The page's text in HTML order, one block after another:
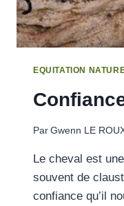
EQUITATION
Par Gwenn LE
Le cheval est
souvent de
confiance qu’il